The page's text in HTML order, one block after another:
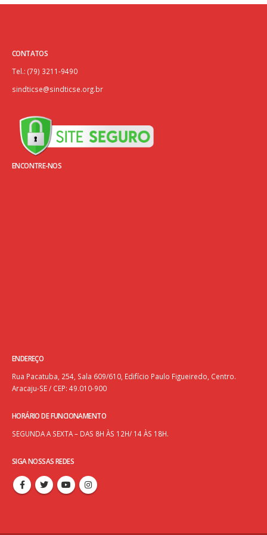
CONTATOS
Tel.: (79) 3211-9490
sindticse@sindticse.org.br
ENCONTRE-NOS
ENDEREÇO
Rua Pacatuba, 254, Sala 609/610, Edifício Paulo Figueiredo, Centro.
Aracaju-SE / CEP: 49.010-900
HORÁRIO DE FUNCIONAMENTO
SEGUNDA A SEXTA – DAS 8H ÀS 12H/ 14 ÀS 18H.
SIGA NOSSAS REDES